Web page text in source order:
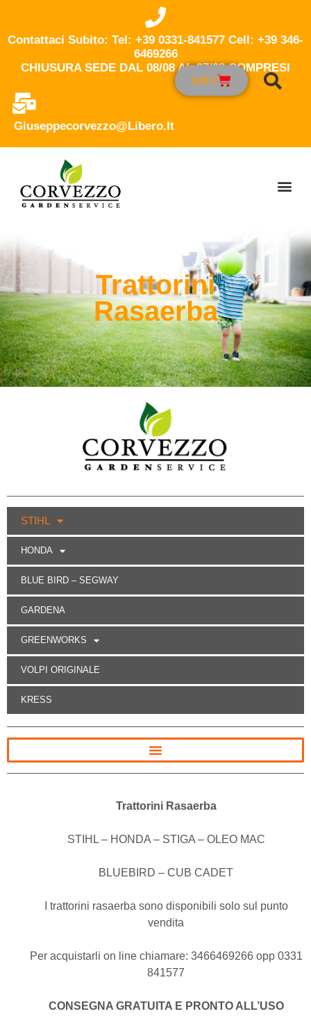
Contattaci Subito: Tel: +39 0331-841577 Cell: +39 346-
6469266
CHIUSURA SEDE DAL 08/08 AL 27/08 COMPRESI
Giuseppecorvezzo@libero.it
0,00 €
Trattorini
Rasaerba
STIHL
HONDA
BLUE BIRD – SEGWAY
GARDENA
GREENWORKS
VOLPI ORIGINALE
KRESS
Trattorini Rasaerba
STIHL – HONDA – STIGA – OLEO MAC
BLUEBIRD – CUB CADET
I trattorini rasaerba sono disponibili solo sul punto
vendita
Per acquistarli on line chiamare: 3466469266 opp 0331
841577
CONSEGNA GRATUITA E PRONTO ALL’USO